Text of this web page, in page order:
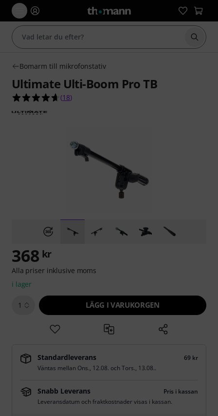
Börja
Bomarm till mikrofonstativ
Ultimate Ulti-Boom Pro TB
4.7 av 5 stjärnor från 18 kundbetyg
(18)
368 kr
Alla priser inklusive moms
i lager
1 LÄGG I VARUKORGEN
Standardleverans
69 kr
Väntas mellan Ons., 12.08. ochTors., 13.08..
Snabb Leverans
Pris i kassan
Leveransdatum och fraktkostnader visas i kassan.